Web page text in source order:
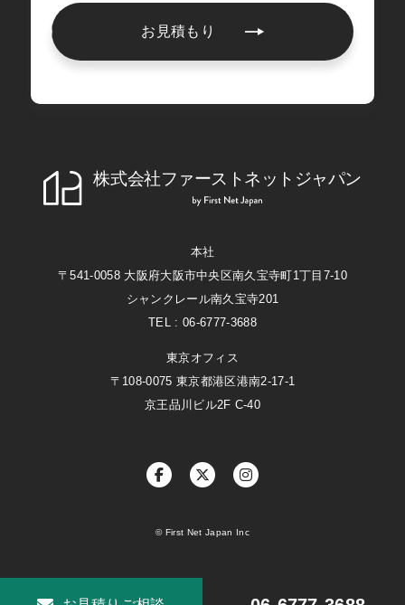
お見積もり
株式会社ファーストネットジャパン
本社
〒541-0058 大阪府大阪市中央区南久宝寺町1丁目7-10
シャンクレール南久宝寺201
TEL : 06-6777-3688
東京オフィス
〒108-0075 東京都港区港南2-17-1
京王品川ビル2F C-40
©︎ First Net Japan Inc